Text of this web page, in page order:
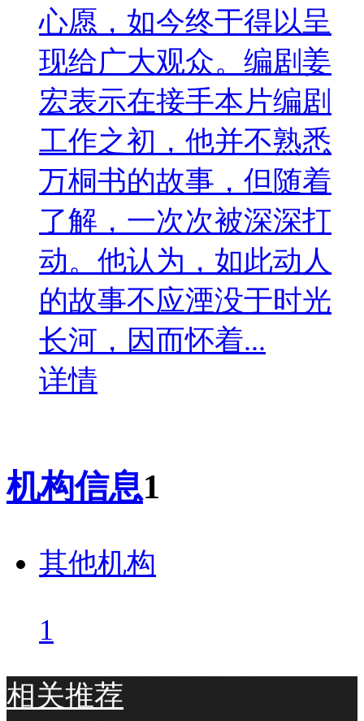
心愿，如今终于得以呈
现给广大观众。编剧姜
宏表示在接手本片编剧
工作之初，他并不熟悉
万桐书的故事，但随着
了解，一次次被深深打
动。他认为，如此动人
的故事不应湮没于时光
长河，因而怀着...
详情
机构信息1
其他机构
1
相关推荐